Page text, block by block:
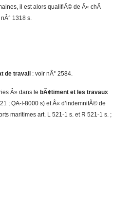
il est alors qualifiÃ© de Â« chÃ
1318 s.
de travail : voir nÂ° 2584.
Â» dans le bÃ¢timent et les travaux
; QA-I-8000 s) et Â« d’indemnitÃ© de
maritimes art. L 521-1 s. et R 521-1 s. ;